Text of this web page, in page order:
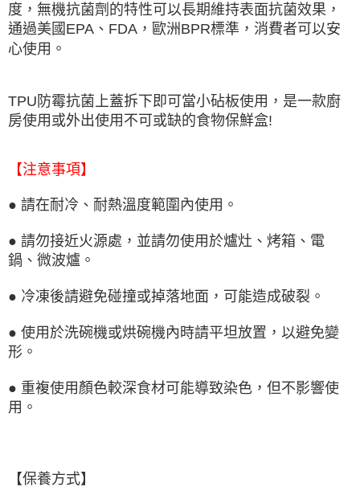
度，無機抗菌劑的特性可以長期維持表面抗菌效果，
通過美國EPA、FDA，歐洲BPR標準，消費者可以安
心使用。
TPU防霉抗菌上蓋拆下即可當小砧板使用，是一款廚
房使用或外出使用不可或缺的食物保鮮盒!
【注意事項】
● 請在耐冷、耐熱溫度範圍內使用。
● 請勿接近火源處，並請勿使用於爐灶、烤箱、電
鍋、微波爐。
● 冷凍後請避免碰撞或掉落地面，可能造成破裂。
● 使用於洗碗機或烘碗機內時請平坦放置，以避免變
形。
● 重複使用顏色較深食材可能導致染色，但不影響使
用。
【保養方式】